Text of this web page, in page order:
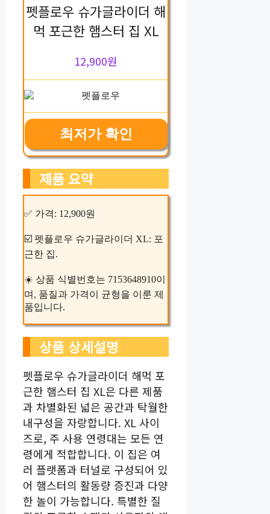
펫플로우 슈가글라이더 해
먹 포근한 햄스터 집 XL
12,900원
최저가 확인
제품 요약
✅ 가격: 12,900원
☑️ 펫플로우 슈가글라이더 XL: 포
근한 집.
☀️ 상품 식별번호는 7153648910이
며, 품질과 가격이 균형을 이룬 제
품입니다.
상품 상세설명
펫플로우 슈가글라이더 해먹 포
근한 햄스터 집 XL은 다른 제품
과 차별화된 넓은 공간과 탁월한
내구성을 자랑합니다. XL 사이
즈로, 주 사용 연령대는 모든 연
령에게 적합합니다. 이 집은 여
러 플랫폼과 터널로 구성되어 있
어 햄스터의 활동량 증진과 다양
한 놀이 가능합니다. 특별한 질